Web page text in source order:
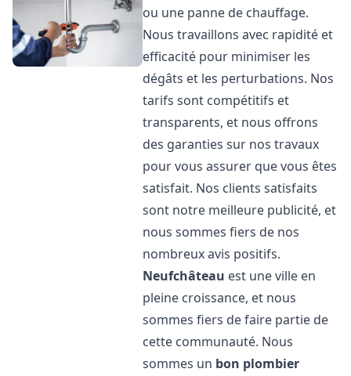
ou une panne de chauffage.
Nous travaillons avec rapidité et
efficacité pour minimiser les
dégâts et les perturbations. Nos
tarifs sont compétitifs et
transparents, et nous offrons
des garanties sur nos travaux
pour vous assurer que vous êtes
satisfait. Nos clients satisfaits
sont notre meilleure publicité, et
nous sommes fiers de nos
nombreux avis positifs.
Neufchâteau est une ville en
pleine croissance, et nous
sommes fiers de faire partie de
cette communauté. Nous
sommes un bon plombier